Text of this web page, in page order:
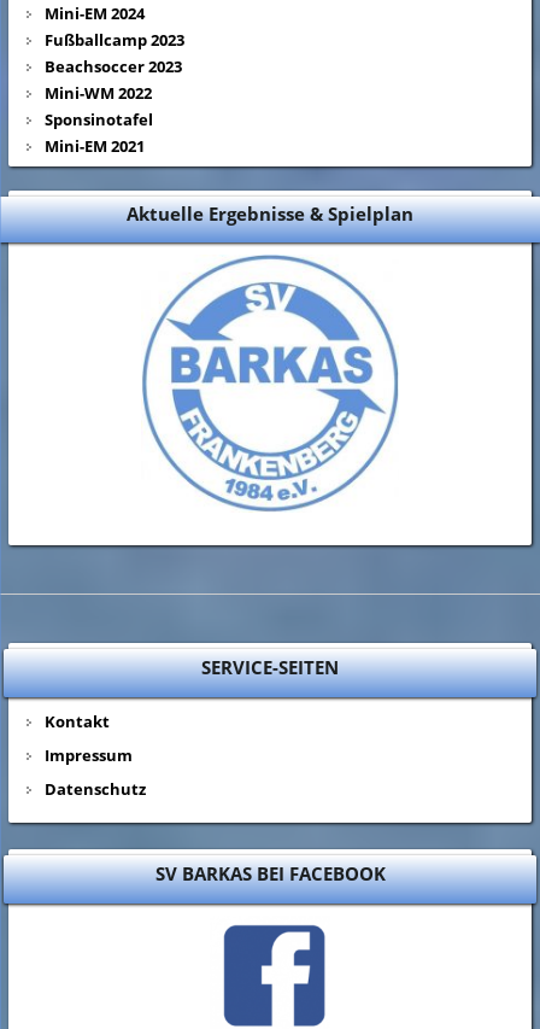
Mini-EM 2024
Fußballcamp 2023
Beachsoccer 2023
Mini-WM 2022
Sponsinotafel
Mini-EM 2021
Aktuelle Ergebnisse & Spielplan
SERVICE-SEITEN
Kontakt
Impressum
Datenschutz
SV BARKAS BEI FACEBOOK